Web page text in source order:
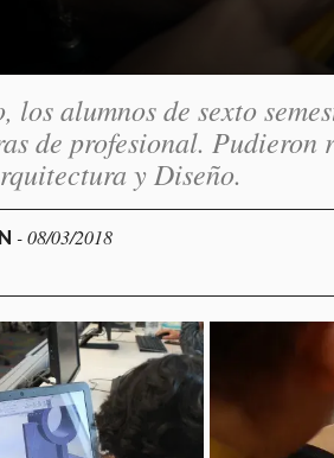
los alumnos de sexto
de profesional.
y Diseño.
- 08/03/2018